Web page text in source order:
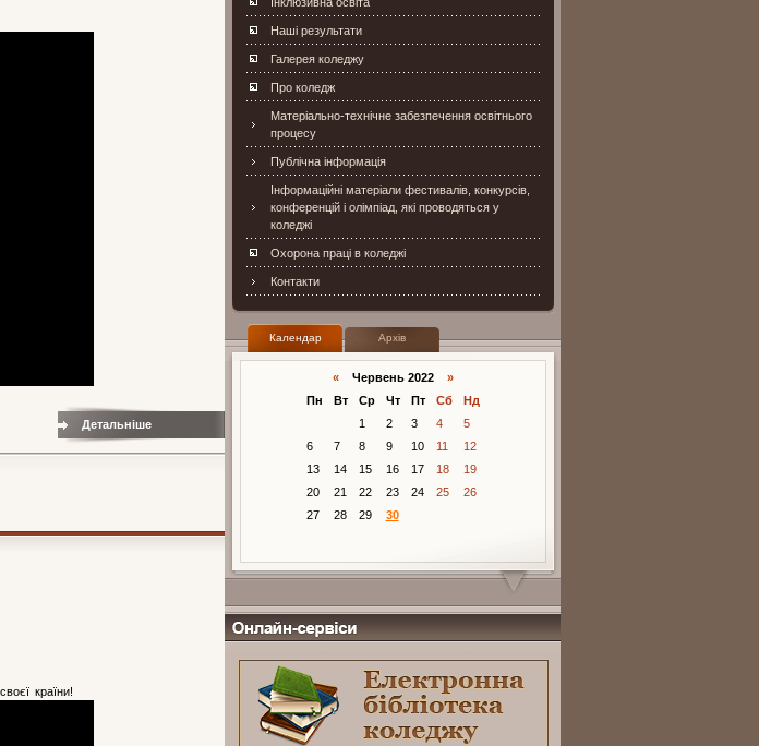
Наші результати
Галерея коледжу
Про коледж
Матеріально-технічне забезпечення освітнього
процесу
Публічна інформація
Інформаційні матеріали фестивалів, конкурсів,
конференцій і олімпіад, які проводяться у
коледжі
Охорона праці в коледжі
Контакти
Календар Архів
«Червень 2022 »
Пн
Вт Ср Чт Пт Сб
Нд
1
2 3 4
5
6
7 8 9 10 11
12
13
14 15 16 17 18
19
20
21 22 23 24 25
26
27
28 29 30
Онлайн-сервіси
Детальніше
країни!